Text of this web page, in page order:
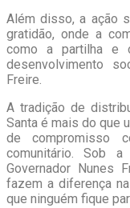
Além disso, a ação
gratidão, onde a
como a partilha e
desenvolvimento
Freire.
A tradição de
Santa é mais do que
de compromisso
comunitário. Sob
Governador Nunes
fazem a diferença
que ninguém fique